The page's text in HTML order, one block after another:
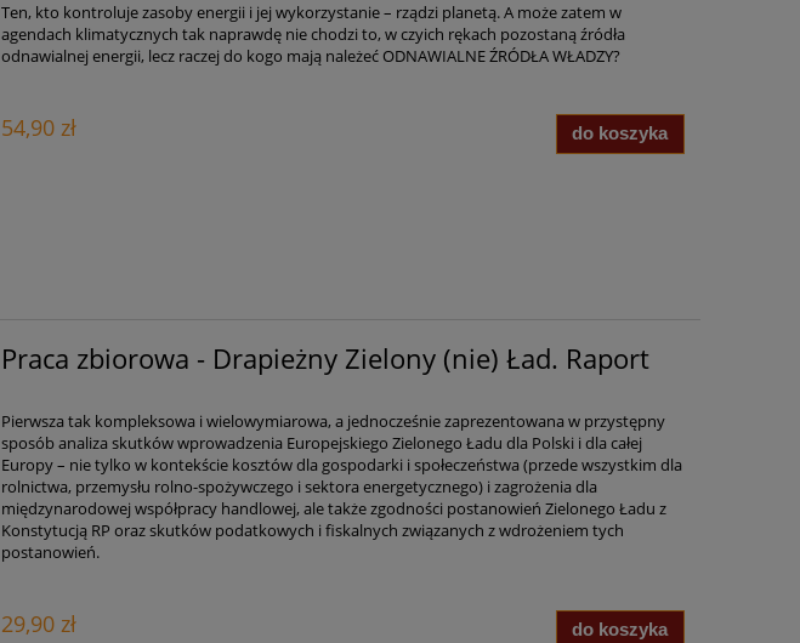
Ten, kto kontroluje zasoby energii i jej wykorzystanie – rządzi planetą. A może zatem w
agendach klimatycznych tak naprawdę nie chodzi to, w czyich rękach pozostaną źródła
odnawialnej energii, lecz raczej do kogo mają należeć ODNAWIALNE ŹRÓDŁA WŁADZY?
54,90 zł do koszyka
Praca zbiorowa - Drapieżny Zielony (nie) Ład. Raport
Pierwsza tak kompleksowa i wielowymiarowa, a jednocześnie zaprezentowana w przystępny
sposób analiza skutków wprowadzenia Europejskiego Zielonego Ładu dla Polski i dla całej
Europy – nie tylko w kontekście kosztów dla gospodarki i społeczeństwa (przede wszystkim dla
rolnictwa, przemysłu rolno-spożywczego i sektora energetycznego) i zagrożenia dla
międzynarodowej współpracy handlowej, ale także zgodności postanowień Zielonego Ładu z
Konstytucją RP oraz skutków podatkowych i fiskalnych związanych z wdrożeniem tych
postanowień.
29,90 zł do koszyka